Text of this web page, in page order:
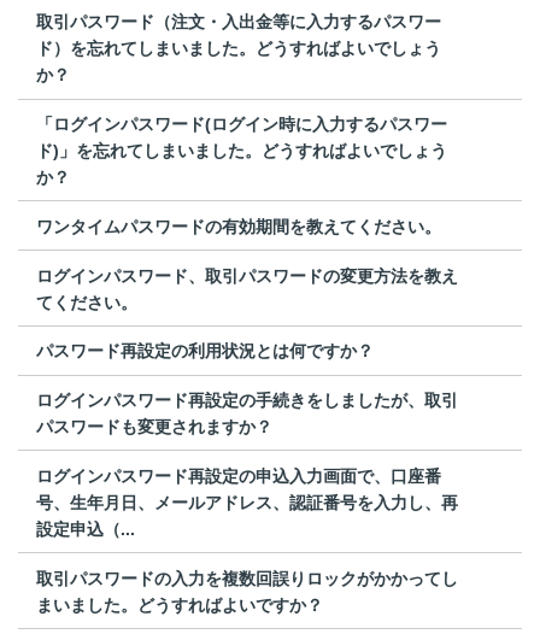
取引パスワード（注文・入出金等に入力するパスワー
ド）を忘れてしまいました。どうすればよいでしょう
か？
「ログインパスワード(ログイン時に入力するパスワー
ド)」を忘れてしまいました。どうすればよいでしょう
か？
ワンタイムパスワードの有効期間を教えてください。
ログインパスワード、取引パスワードの変更方法を教え
てください。
パスワード再設定の利用状況とは何ですか？
ログインパスワード再設定の手続きをしましたが、取引
パスワードも変更されますか？
ログインパスワード再設定の申込入力画面で、口座番
号、生年月日、メールアドレス、認証番号を入力し、再
設定申込（...
取引パスワードの入力を複数回誤りロックがかかってし
まいました。どうすればよいですか？